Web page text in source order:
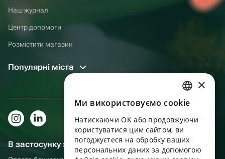
Наш журнал
Центр допомоги
Розмістити магазин
Популярні міста
В застосунку зручніше!
RUSSIAN
ENGLISH
UKRAINIAN
PORTUGUESE
×
Ми використовуємо cookie
Натискаючи OK або продовжуючи
користуватися цим сайтом, ви
погоджуєтеся на обробку ваших
персональних даних за допомогою